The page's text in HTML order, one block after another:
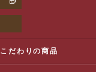
こだわりの商品